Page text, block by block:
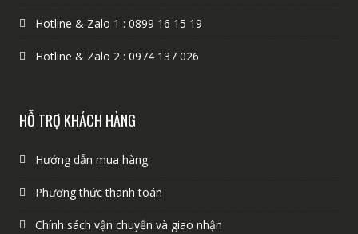
Hotline & Zalo 1 : 0899 16 15 19
Hotline & Zalo 2 : 0974 137 026
HỖ TRỢ KHÁCH HÀNG
Hướng dẫn mua hàng
Phương thức thanh toán
Chính sách vận chuyển và giao nhận